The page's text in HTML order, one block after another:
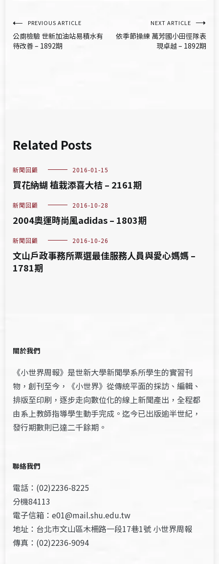
文
章
PREVIOUS ARTICLE
公廁檢驗 世新加油站易積水有
待改善 – 1892期
NEXT ARTICLE
依季節操練 萬芳國小田徑隊表
現卓越 – 1892期
Related Posts
新聞回顧 2016-01-15
買花納蝴 植栽添喜大桔 – 2161期
新聞回顧 2016-10-28
2004奧運時尚風adidas – 1803期
新聞回顧 2016-10-26
文山戶政事務所票選最佳服務人員與愛心媽媽 –
1781期
關於我們
《小世界周報》是世新大學新聞學系所學生的實習刊
物，創刊至今，《小世界》從傳統平面的採訪、編輯、
排版至印刷，逐步走向數位化的線上新聞產出，全程都
由系上教師指導學生動手完成。迄今已出版逾半世紀，
發行期數則已達二千餘期。
聯絡我們
電話：(02)2236-8225
分機84113
電子信箱：e01@mail.shu.edu.tw
地址：台北市文山區木柵路一段17巷1號 小世界周報
傳真：(02)2236-9094